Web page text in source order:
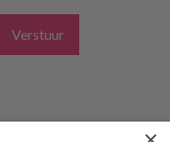
Verstuur